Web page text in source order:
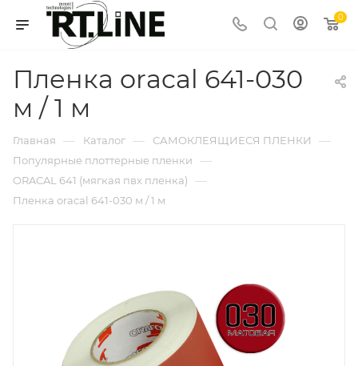
0
Пленка oracal 641-030
м / 1 м
Главная — Каталог — САМОКЛЕЯЩИЕСЯ ПЛЕНКИ —
Популярные плоттерные пленки —
ORACAL 641 (мягкая пвх пленка) —
Пленка oracal 641-030 м / 1 м